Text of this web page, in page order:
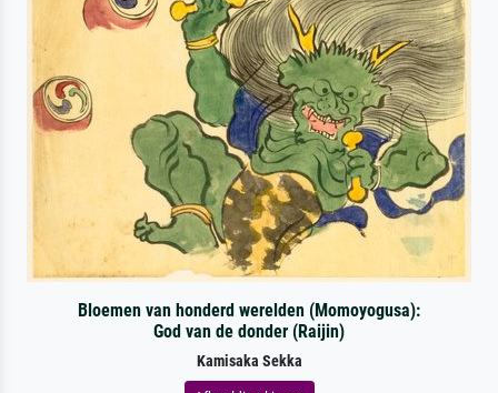
Bloemen van honderd werelden (Momoyogusa):
God van de donder (Raijin)
Kamisaka Sekka